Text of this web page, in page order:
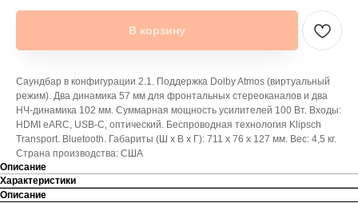
В корзину
Саундбар в конфигурации 2.1. Поддержка Dolby Atmos (виртуальный
режим). Два динамика 57 мм для фронтальных стереоканалов и два
НЧ-динамика 102 мм. Суммарная мощность усилителей 100 Вт. Входы:
HDMI eARC, USB-C, оптический. Беспроводная технология Klipsch
Transport. Bluetooth. Габариты (Ш х В х Г): 711 х 76 х 127 мм. Вес: 4,5 кг.
Страна производства: США
Описание
Характеристики
Описание